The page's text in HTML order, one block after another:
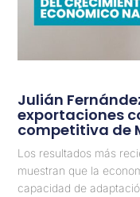
Julián
exportaciones
competitiva de
Los resultados más
muestran que la
capacidad de